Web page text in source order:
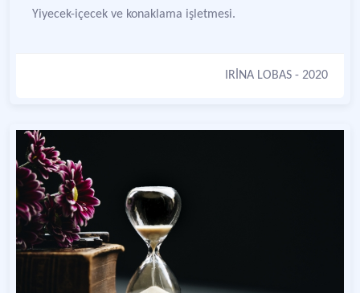
Yiyecek-içecek ve konaklama işletmesi.
IRİNA LOBAS - 2020